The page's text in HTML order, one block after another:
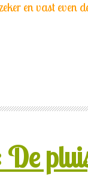
en vast even